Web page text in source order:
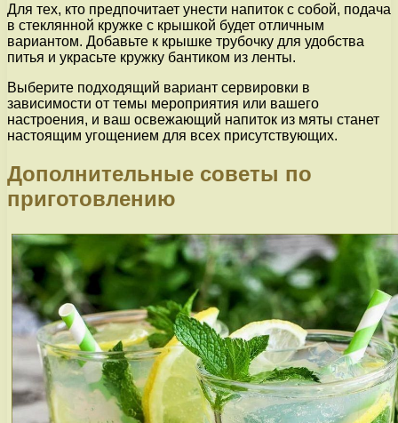
Для тех, кто предпочитает унести напиток с собой, подача
в стеклянной кружке с крышкой будет отличным
вариантом. Добавьте к крышке трубочку для удобства
питья и украсьте кружку бантиком из ленты.
Выберите подходящий вариант сервировки в
зависимости от темы мероприятия или вашего
настроения, и ваш освежающий напиток из мяты станет
настоящим угощением для всех присутствующих.
Дополнительные советы по
приготовлению